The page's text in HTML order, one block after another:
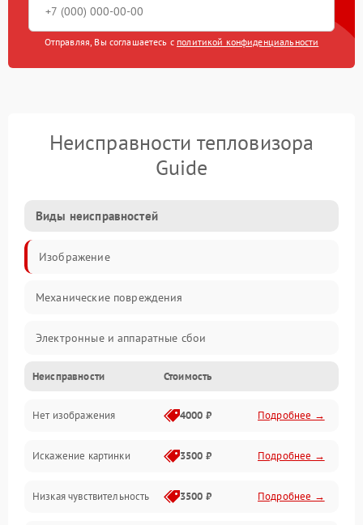
Отправляя, Вы соглашаетесь с политикой конфиденциальности
Неисправности тепловизора
Guide
Виды неисправностей
Изображение
Механические повреждения
Электронные и аппаратные сбои
Неисправности сенсора и оптики
Программные ошибки
Электропитание
Измерения
Неисправности Стоимость
Нет изображения 4000 ₽ Подробнее →
Искажение картинки 3500 ₽ Подробнее →
Низкая чувствительность 3500 ₽ Подробнее →